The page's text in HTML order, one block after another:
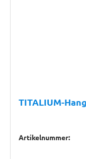
TITALIUM-
Artikelnummer: